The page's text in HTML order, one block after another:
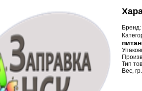
Бренд:
Тип
Вес,